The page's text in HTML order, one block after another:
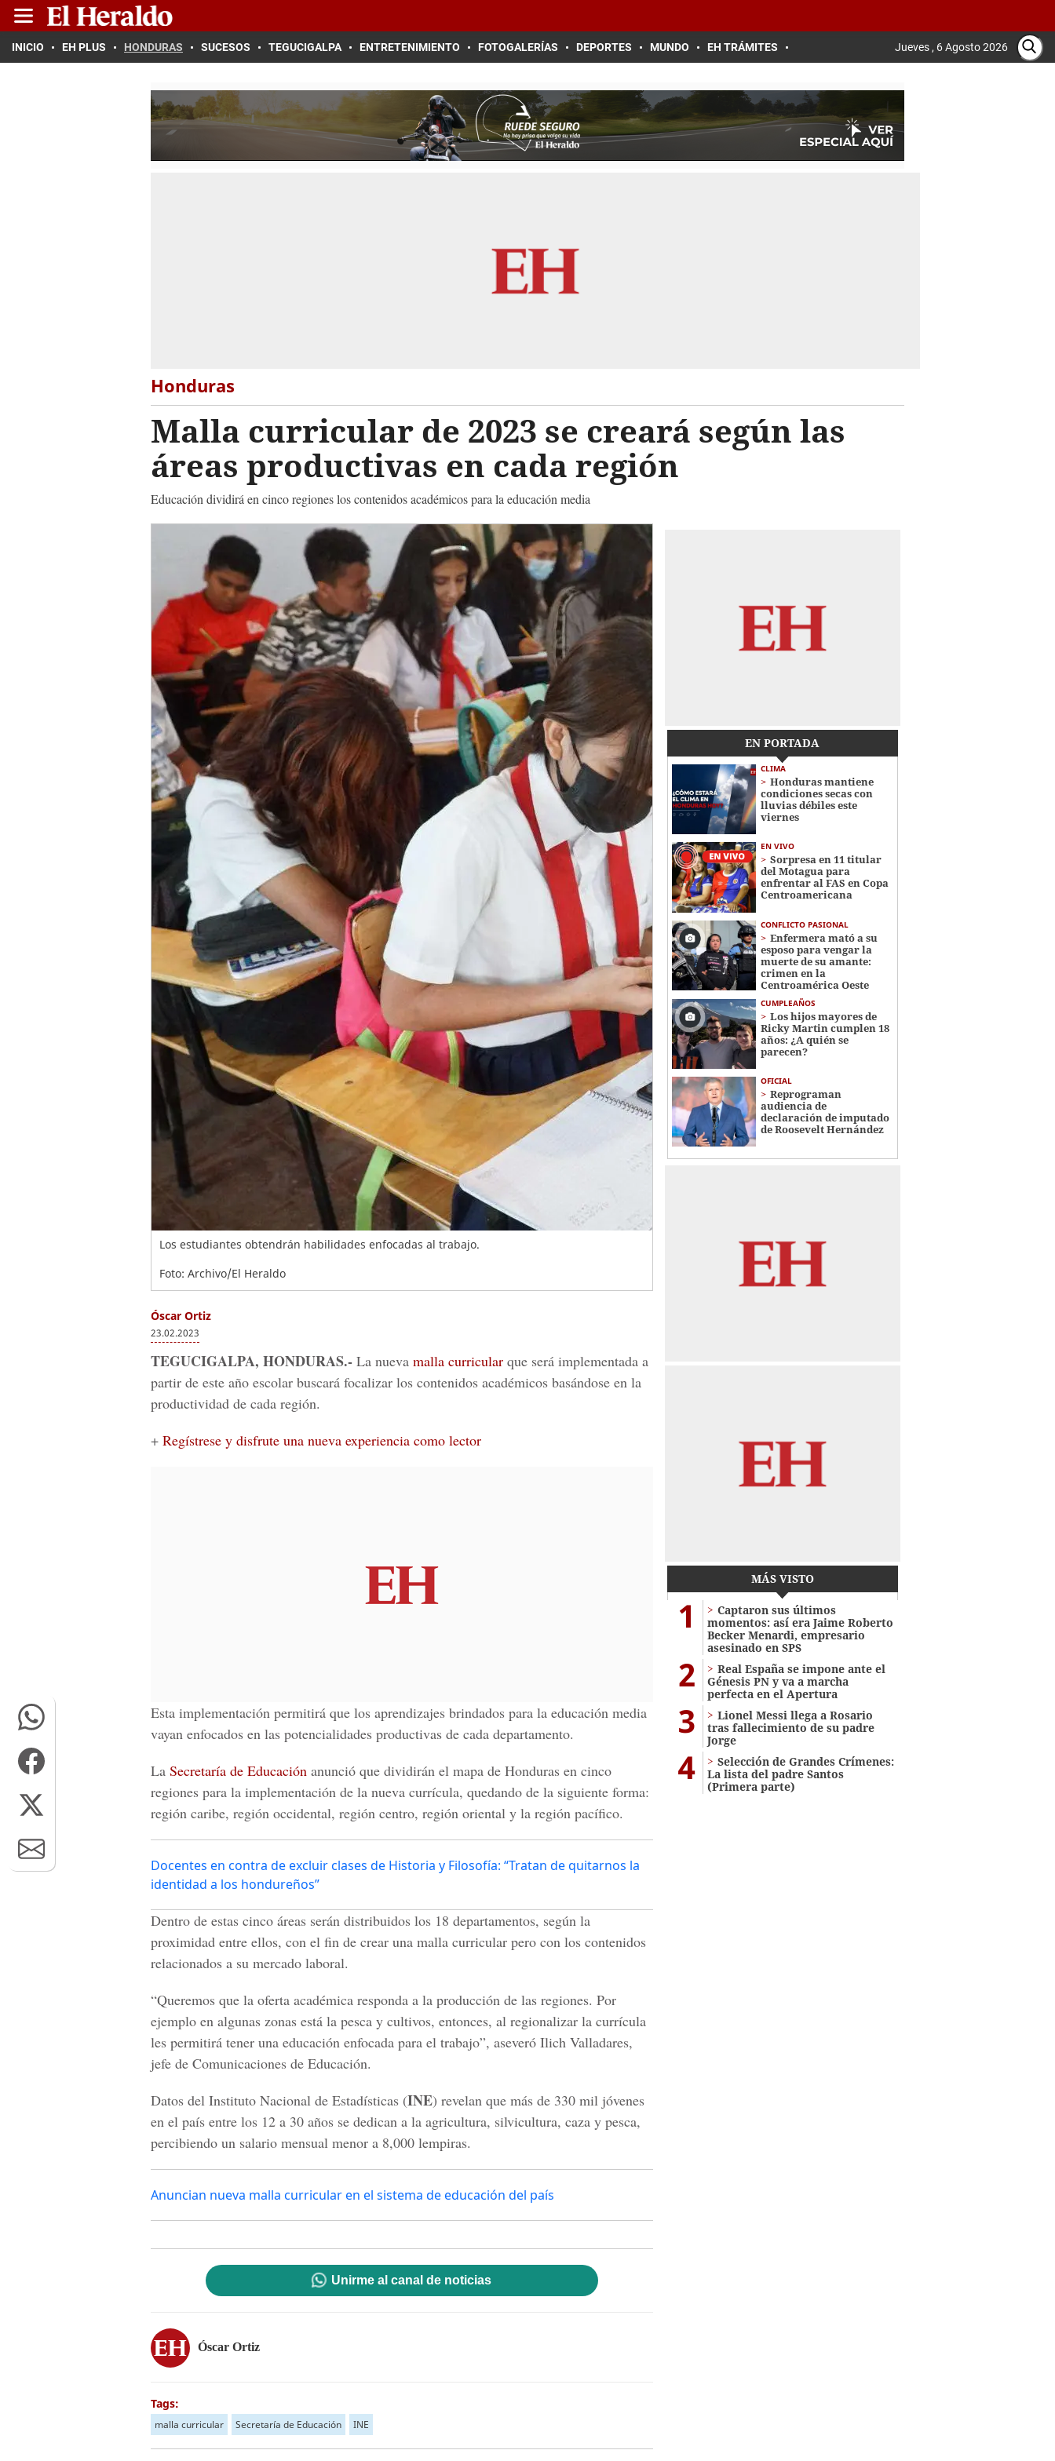
INICIO EH PLUS HONDURAS SUCESOS TEGUCIGALPA ENTRETENIMIENTO FOTOGALERÍAS DEPORTES MUNDO EH TRÁMITES Jueves , 6 Agosto 2026
Honduras
Malla curricular de 2023 se creará según las
áreas productivas en cada región
Educación dividirá en cinco regiones los contenidos académicos para la educación media
Los estudiantes obtendrán habilidades enfocadas al trabajo.
Foto: Archivo/El Heraldo
Óscar Ortiz
23.02.2023
TEGUCIGALPA, HONDURAS.- La nueva malla curricular que será implementada a
partir de este año escolar buscará focalizar los contenidos académicos basándose en la
productividad de cada región.
+ Regístrese y disfrute una nueva experiencia como lector
Esta implementación permitirá que los aprendizajes brindados para la educación media
vayan enfocados en las potencialidades productivas de cada departamento.
La Secretaría de Educación anunció que dividirán el mapa de Honduras en cinco
regiones para la implementación de la nueva currícula, quedando de la siguiente forma:
región caribe, región occidental, región centro, región oriental y la región pacífico.
Docentes en contra de excluir clases de Historia y Filosofía: “Tratan de quitarnos la
identidad a los hondureños”
Dentro de estas cinco áreas serán distribuidos los 18 departamentos, según la
proximidad entre ellos, con el fin de crear una malla curricular pero con los contenidos
relacionados a su mercado laboral.
“Queremos que la oferta académica responda a la producción de las regiones. Por
ejemplo en algunas zonas está la pesca y cultivos, entonces, al regionalizar la currícula
les permitirá tener una educación enfocada para el trabajo”, aseveró Ilich Valladares,
jefe de Comunicaciones de Educación.
Datos del Instituto Nacional de Estadísticas (INE) revelan que más de 330 mil jóvenes
en el país entre los 12 a 30 años se dedican a la agricultura, silvicultura, caza y pesca,
percibiendo un salario mensual menor a 8,000 lempiras.
Anuncian nueva malla curricular en el sistema de educación del país
Unirme al canal de noticias
Óscar Ortiz
Tags:
malla curricular Secretaría de Educación INE
EN PORTADA
CLIMA
Honduras mantiene
condiciones secas con
lluvias débiles este
viernes
EN VIVO
Sorpresa en 11 titular
del Motagua para
enfrentar al FAS en Copa
Centroamericana
CONFLICTO PASIONAL
Enfermera mató a su
esposo para vengar la
muerte de su amante:
crimen en la
Centroamérica Oeste
CUMPLEAÑOS
Los hijos mayores de
Ricky Martin cumplen 18
años: ¿A quién se
parecen?
OFICIAL
Reprograman
audiencia de
declaración de imputado
de Roosevelt Hernández
MÁS VISTO
1
Captaron sus últimos
momentos: así era Jaime Roberto
Becker Menardi​​​, empresario
asesinado en SPS
2
Real España se impone ante el
Génesis PN y va a marcha
perfecta en el Apertura
3
Lionel Messi llega a Rosario
tras fallecimiento de su padre
Jorge
4
Selección de Grandes Crímenes:
La lista del padre Santos
(Primera parte)